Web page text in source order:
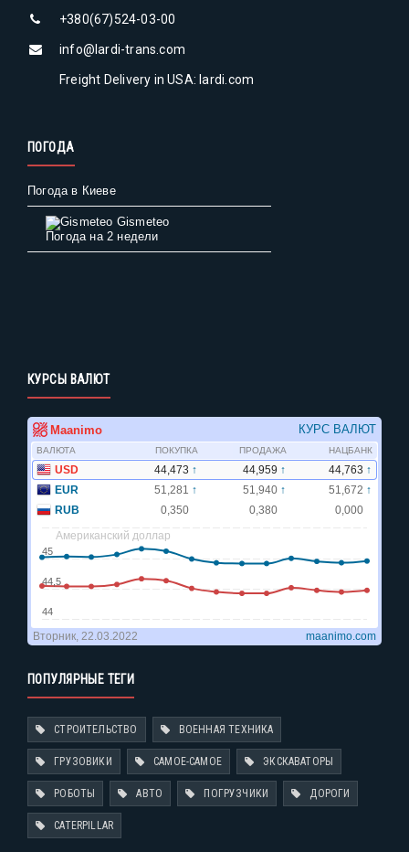
+380(67)524-03-00
info@lardi-trans.com
Freight Delivery in USA: lardi.com
ПОГОДА
Погода в Киеве
Gismeteo
Погода на 2 недели
КУРСЫ ВАЛЮТ
ПОПУЛЯРНЫЕ ТЕГИ
СТРОИТЕЛЬСТВО ВОЕННАЯ ТЕХНИКА
ГРУЗОВИКИ САМОЕ-САМОЕ ЭКСКАВАТОРЫ
РОБОТЫ АВТО ПОГРУЗЧИКИ ДОРОГИ
CATERPILLAR